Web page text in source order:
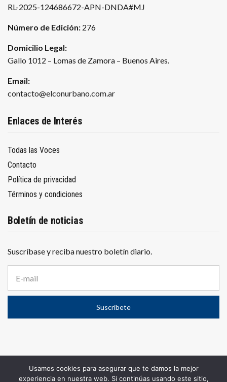
RL-2025-124686672-APN-DNDA#MJ
Número de Edición: 276
Domicilio Legal:
Gallo 1012 – Lomas de Zamora – Buenos Aires.
Email:
contacto@elconurbano.com.ar
Enlaces de Interés
Todas las Voces
Contacto
Política de privacidad
Términos y condiciones
Boletín de noticias
Suscríbase y reciba nuestro boletín diario.
r
e
c
d
Suscríbete
© 2025El Conurbano– Propiedad de WOLF PUBLICIDAD S.A.
Usamos cookies para asegurar que te damos la mejor
experiencia en nuestra web. Si continúas usando este sitio,